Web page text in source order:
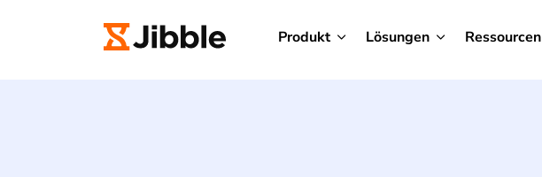
Produkt Lösungen Ressourcen